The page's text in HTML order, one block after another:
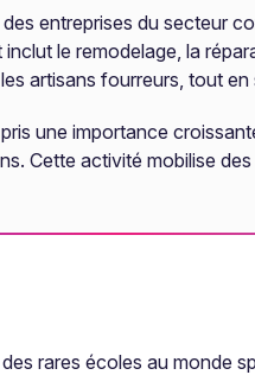
entreprises du secteur
le remodelage, la
artisans fourreurs, tout
une importance
Cette activité mobilise
des rares écoles au